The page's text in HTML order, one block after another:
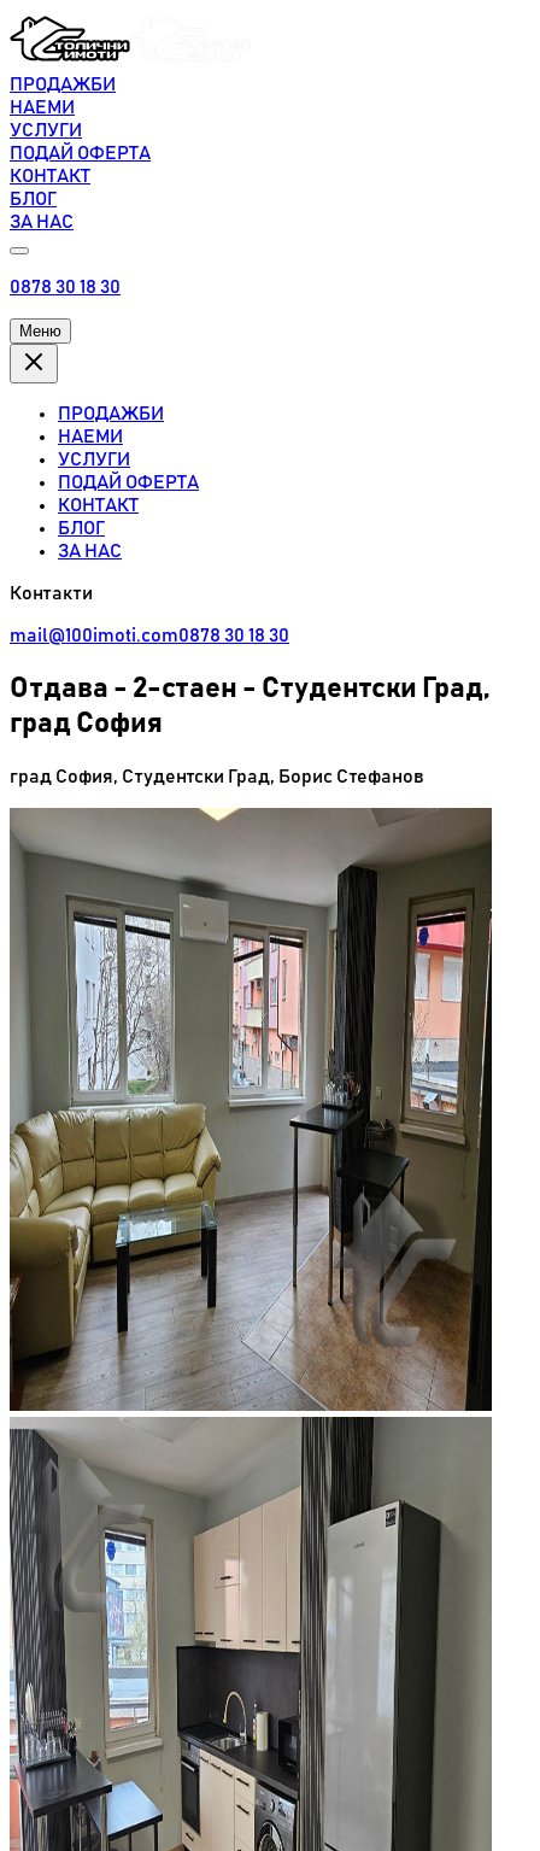
ПРОДАЖБИ
НАЕМИ
УСЛУГИ
ПОДАЙ ОФЕРТА
КОНТАКТ
БЛОГ
ЗА НАС
0878 30 18 30
Меню
ПРОДАЖБИ
НАЕМИ
УСЛУГИ
ПОДАЙ ОФЕРТА
КОНТАКТ
БЛОГ
ЗА НАС
Контакти
mail@100imoti.com0878 30 18 30
Отдава - 2-стаен - Студентски Град,
град София
град София, Студентски Град, Борис Стефанов